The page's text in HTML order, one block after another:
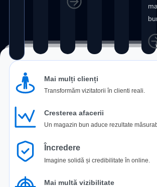
Mai mulți clienți
Transformăm vizitatorii în clienti reali.
Cresterea afacerii
Un magazin bun aduce rezultate
Încredere
Imagine solidă și credibilitate în online.
Mai multă vizibilitate